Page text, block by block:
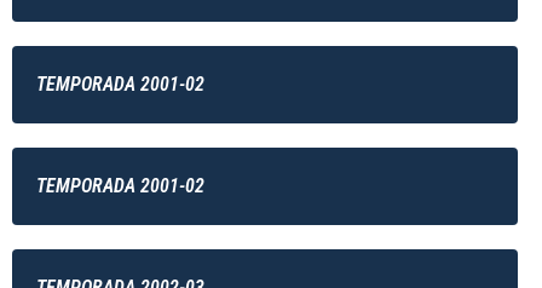
TEMPORADA 2001-02
TEMPORADA 2001-02